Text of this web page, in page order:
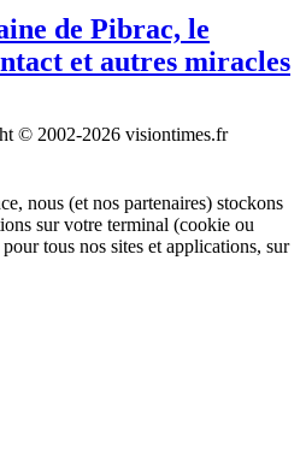
de Pibrac, le
et autres miracles
© 2002-2026 visiontimes.fr
nous (et nos partenaires) stockons
sur votre terminal (cookie ou
tous nos sites et applications, sur